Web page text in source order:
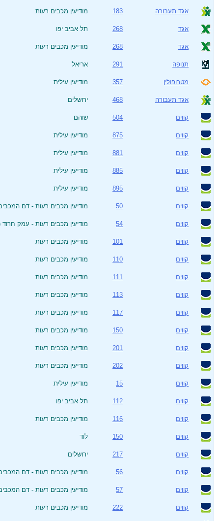
אגד תעבורה 183 מודיעין מכבים רעות
אגד 268 תל אביב יפו
אגד 268 מודיעין מכבים רעות
תנופה 291 אריאל
מטרופולין 357 מודיעין עילית
אגד תעבורה 468 ירושלים
קווים 504 שוהם
קווים 875 מודיעין עילית
קווים 881 מודיעין עילית
קווים 885 מודיעין עילית
קווים 895 מודיעין עילית
קווים 50 מודיעין מכבים רעות - דם
קווים 54 מודיעין מכבים רעות - עמק
קווים 101 מודיעין מכבים רעות
קווים 110 מודיעין מכבים רעות
קווים 111 מודיעין מכבים רעות
קווים 113 מודיעין מכבים רעות
קווים 117 מודיעין מכבים רעות
קווים 150 מודיעין מכבים רעות
קווים 201 מודיעין מכבים רעות
קווים 202 מודיעין מכבים רעות
קווים 15 מודיעין עילית
קווים 112 תל אביב יפו
קווים 116 מודיעין מכבים רעות
קווים 150 לוד
קווים 217 ירושלים
קווים 56 מודיעין מכבים רעות - דם
קווים 57 מודיעין מכבים רעות - דם
קווים 222 מודיעין מכבים רעות